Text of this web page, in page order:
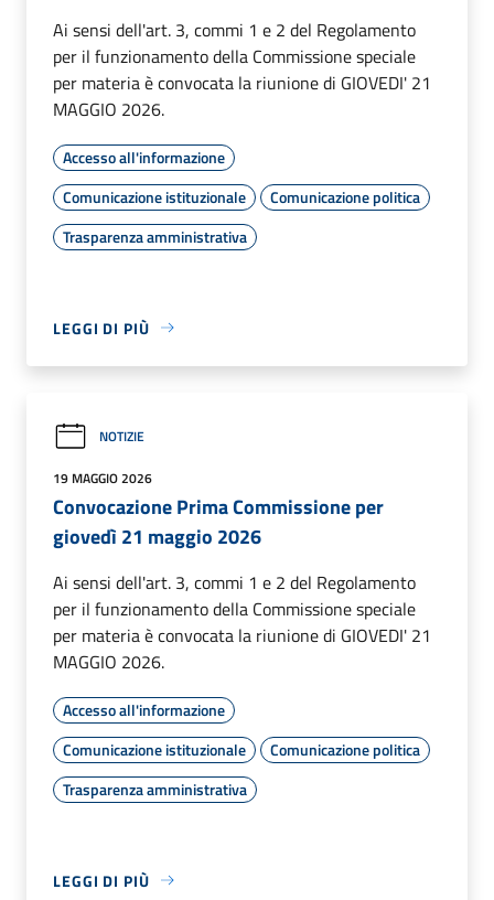
Ai sensi dell'art. 3, commi 1 e 2 del Regolamento
per il funzionamento della Commissione speciale
per materia è convocata la riunione di GIOVEDI' 21
MAGGIO 2026.
Accesso all'informazione
Comunicazione istituzionale
Comunicazione politica
Trasparenza amministrativa
LEGGI DI PIÙ
NOTIZIE
19 MAGGIO 2026
Convocazione Prima Commissione per
giovedì 21 maggio 2026
Ai sensi dell'art. 3, commi 1 e 2 del Regolamento
per il funzionamento della Commissione speciale
per materia è convocata la riunione di GIOVEDI' 21
MAGGIO 2026.
Accesso all'informazione
Comunicazione istituzionale
Comunicazione politica
Trasparenza amministrativa
LEGGI DI PIÙ